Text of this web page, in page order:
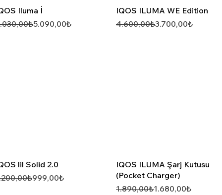
Hızlı Görünüm
Iluma İ
Fiyat
Fiyat
5.090,00₺
Hızlı Görünüm
IQOS ILUMA WE Edition
Normal Fiyat
4.600,00₺
İndirimli Fiyat3.700,00₺
Hızlı Görünüm
lil Solid 2.0
Fiyat
Fiyat
999,00₺
Hızlı Görünüm
IQOS ILUMA Şarj Kutusu
(Pocket Charger)
Normal Fiyat
1.890,00₺
İndirimli Fiyat1.680,00₺